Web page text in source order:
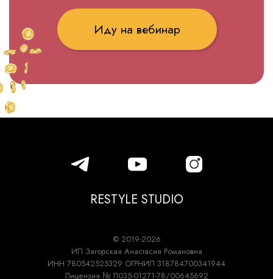
© 2019-2026
ИП Загорская Анастасия Романовна
ИНН 780542525329 ОГРНИП 318784700341944
Лицензия № Л035-01271-78/00645692
RESTYLE STUDIO